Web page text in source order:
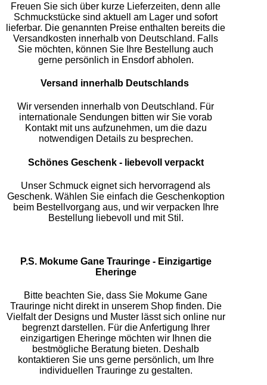
Freuen Sie sich über kurze Lieferzeiten, denn alle
Schmuckstücke sind aktuell am Lager und sofort
lieferbar. Die genannten Preise enthalten bereits die
Versandkosten innerhalb von Deutschland. Falls
Sie möchten, können Sie Ihre Bestellung auch
gerne persönlich in Ensdorf abholen.
Versand innerhalb Deutschlands
Wir versenden innerhalb von Deutschland. Für
internationale Sendungen bitten wir Sie vorab
Kontakt mit uns aufzunehmen, um die dazu
notwendigen Details zu besprechen.
Schönes Geschenk - liebevoll verpackt
Unser Schmuck eignet sich hervorragend als
Geschenk. Wählen Sie einfach die Geschenkoption
beim Bestellvorgang aus, und wir verpacken Ihre
Bestellung liebevoll und mit Stil.
P.S. Mokume Gane Trauringe - Einzigartige
Eheringe
Bitte beachten Sie, dass Sie Mokume Gane
Trauringe nicht direkt in unserem Shop finden. Die
Vielfalt der Designs und Muster lässt sich online nur
begrenzt darstellen. Für die Anfertigung Ihrer
einzigartigen Eheringe möchten wir Ihnen die
bestmögliche Beratung bieten. Deshalb
kontaktieren Sie uns gerne persönlich, um Ihre
individuellen Trauringe zu gestalten.